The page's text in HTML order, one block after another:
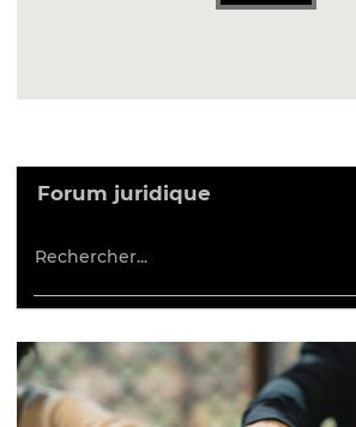
Forum juridique